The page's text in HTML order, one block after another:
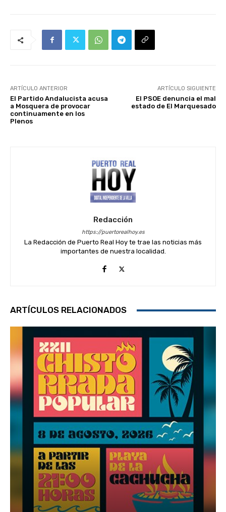
ARTÍCULO ANTERIOR
El Partido Andalucista acusa
a Mosquera de provocar
continuamente en los
Plenos
ARTÍCULO SIGUIENTE
El PSOE denuncia el mal
estado de El Marquesado
Redacción
https://puertorealhoy.es
La Redacción de Puerto Real Hoy te trae las noticias más
importantes de nuestra localidad.
ARTÍCULOS RELACIONADOS